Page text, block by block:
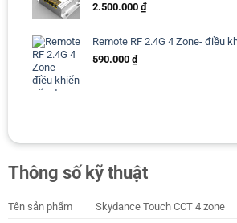
2.500.000 ₫
Remote RF 2.4G 4 Zone- điều
590.000 ₫
Thông số kỹ thuật
Tên sản phẩm
Skydance Touch CCT 4 zone